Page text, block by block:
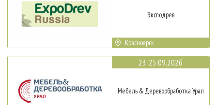
Эксподрев
Красноярск
23-25.09.2026
Мебель & Деревообработка Урал